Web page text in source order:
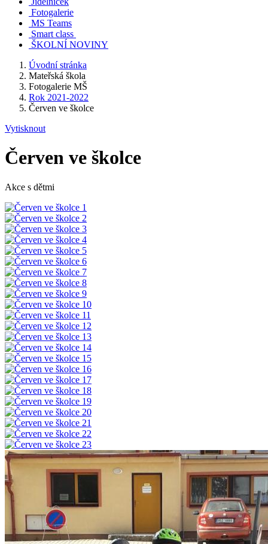
Fotogalerie
MS Teams
Smart class
ŠKOLNÍ NOVINY
Úvodní stránka
Mateřská škola
Fotogalerie MŠ
Rok 2021-2022
Červen ve školce
Vytisknout
Červen ve školce
Akce s dětmi